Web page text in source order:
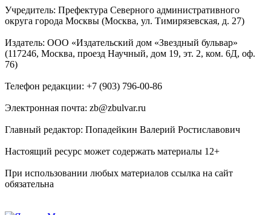
Учредитель: Префектура Северного административного
округа города Москвы (Москва, ул. Тимирязевская, д. 27)
Издатель: ООО «Издательский дом «Звездный бульвар»
(117246, Москва, проезд Научный, дом 19, эт. 2, ком. 6Д, оф.
76)
Телефон редакции: +7 (903) 796-00-86
Электронная почта: zb@zbulvar.ru
Главный редактор: Попадейкин Валерий Ростиславович
Настоящий ресурс может содержать материалы 12+
При использовании любых материалов ссылка на сайт
обязательна